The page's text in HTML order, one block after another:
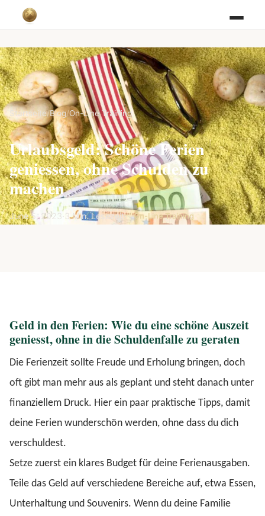
Startseite/Blog/On-Line Training
Urlaubsgeld: Schöne Ferien
geniessen, ohne Schulden zu
machen
June 5, 2023· 3 Min. Lesezeit· On-Line Training
Geld in den Ferien: Wie du eine schöne Auszeit
geniesst, ohne in die Schuldenfalle zu geraten
Die Ferienzeit sollte Freude und Erholung bringen, doch
oft gibt man mehr aus als geplant und steht danach unter
finanziellem Druck. Hier ein paar praktische Tipps, damit
deine Ferien wunderschön werden, ohne dass du dich
verschuldest.
Setze zuerst ein klares Budget für deine Ferienausgaben.
Teile das Geld auf verschiedene Bereiche auf, etwa Essen,
Unterhaltung und Souvenirs. Wenn du deine Familie